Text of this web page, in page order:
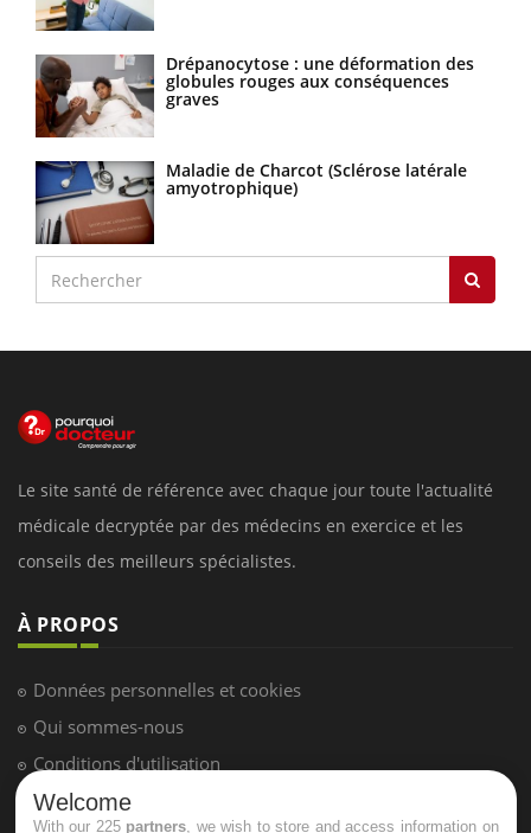
Drépanocytose : une déformation des
globules rouges aux conséquences
graves
Maladie de Charcot (Sclérose latérale
amyotrophique)
Le site santé de référence avec chaque jour toute l'actualité
médicale decryptée par des médecins en exercice et les
conseils des meilleurs spécialistes.
À PROPOS
Données personnelles et cookies
Qui sommes-nous
Conditions d'utilisation
Plan du site
Welcome
With our 225 partners , we wish to store and access information on